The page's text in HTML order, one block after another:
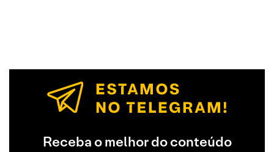
Receba o melhor do conteúdo